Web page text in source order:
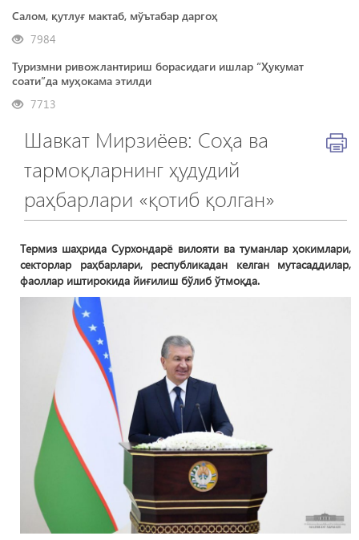
Салом, қутлуғ мактаб, мўътабар даргоҳ
7984
Туризмни ривожлантириш борасидаги ишлар “Ҳукумат
соати”да муҳокама этилди
7713
Шавкат Мирзиёев: Соҳа ва
тармоқларнинг ҳудудий
раҳбарлари «қотиб қолган»
Термиз шаҳрида Сурхондарё вилояти ва туманлар ҳокимлари,
секторлар раҳбарлари, республикадан келган мутасаддилар,
фаоллар иштирокида йиғилиш бўлиб ўтмоқда.